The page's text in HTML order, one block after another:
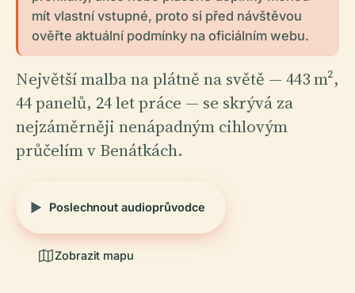
mít vlastní vstupné, proto si před návštěvou
ověřte aktuální podmínky na oficiálním webu.
Největší malba na plátně na světě — 443 m²,
44 panelů, 24 let práce — se skrývá za
nejzáměrněji nenápadným cihlovým
průčelím v Benátkách.
Poslechnout audioprůvodce
Zobrazit mapu